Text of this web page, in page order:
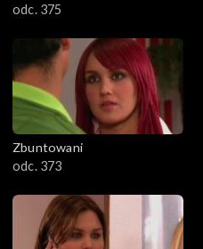
odc. 375
Zbuntowani
odc. 373